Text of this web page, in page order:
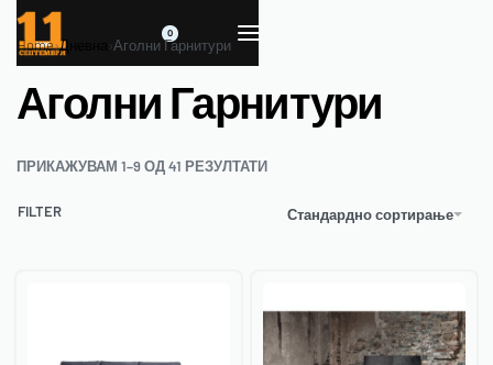
0
Home›Дневна ›Аголни Гарнитури
Аголни Гарнитури
ПРИКАЖУВАМ 1–9 ОД 41 РЕЗУЛТАТИ
Стандардно сортирање
FILTER